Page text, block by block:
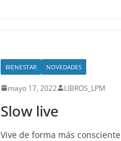
BIENESTAR NOVEDADES
mayo 17, 2022 LIBROS_LPM
Slow live
Vive de forma más